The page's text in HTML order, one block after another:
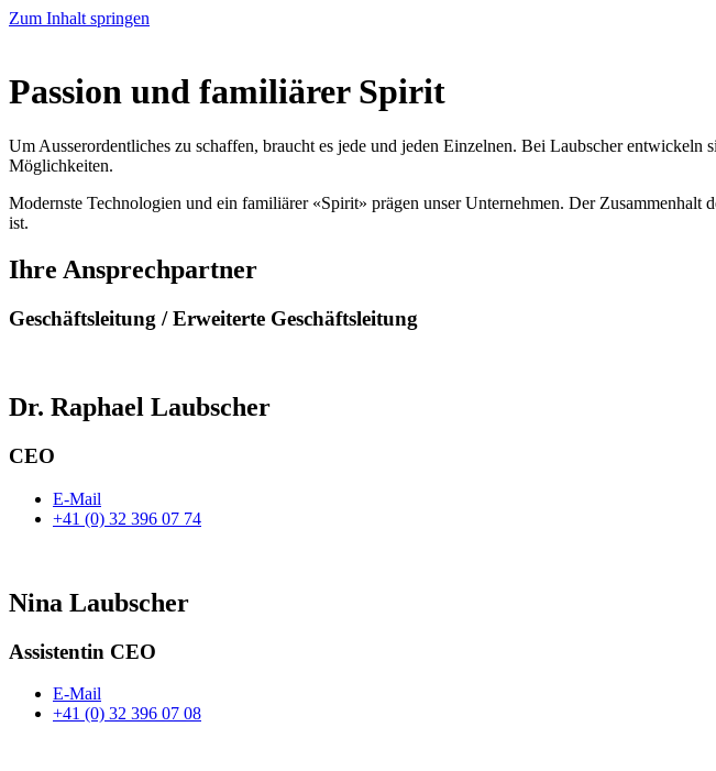
Zum Inhalt springen
Passion und familiärer Spirit
Um Ausserordentliches zu schaffen, braucht es jede und jeden Einzelnen. Bei Laubscher
Möglichkeiten.
Modernste Technologien und ein familiärer «Spirit» prägen unser Unternehmen. Der
ist.
Ihre Ansprechpartner
Geschäftsleitung / Erweiterte Geschäftsleitung
Dr. Raphael Laubscher
CEO
E-Mail
+41 (0) 32 396 07 74
Nina Laubscher
Assistentin CEO
E-Mail
+41 (0) 32 396 07 08